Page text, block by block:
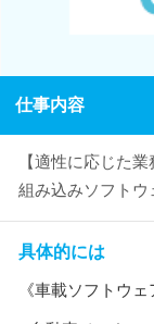
仕事内容
【適性に応じた
組み込みソフトウ
具体的には
《車載ソフトウェ